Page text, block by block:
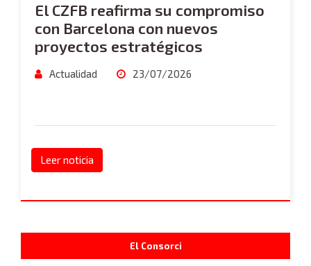
El CZFB reafirma su compromiso
con Barcelona con nuevos
proyectos estratégicos
Actualidad 23/07/2026
Leer noticia
El Consorci